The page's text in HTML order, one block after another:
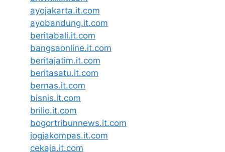
ayojakarta.it.com
ayobandung.it.com
beritabali.it.com
bangsaonline.it.com
beritajatim.it.com
beritasatu.it.com
bernas.it.com
bisnis.it.com
brilio.it.com
bogortribunnews.it.com
jogjakompas.it.com
cekaja.it.com